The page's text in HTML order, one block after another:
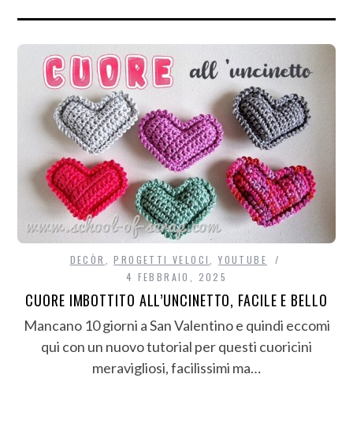
DECÒR ,PROGETTI VELOCI ,YOUTUBE
4 FEBBRAIO, 2025
CUORE IMBOTTITO ALL’UNCINETTO, FACILE E BELLO
Mancano 10 giorni a San Valentino e quindi eccomi
qui con un nuovo tutorial per questi cuoricini
meravigliosi, facilissimi ma…